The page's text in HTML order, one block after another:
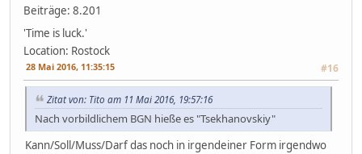
Beiträge: 8.201
'Time is luck.'
Location: Rostock
28 Mai 2016, 11:35:15 #16
Zitat von: Tito am 11 Mai 2016, 19:57:16
Nach vorbildlichem BGN hieße es "Tsekhanovskiy"
Kann/Soll/Muss/Darf das noch in irgendeiner Form irgendwo